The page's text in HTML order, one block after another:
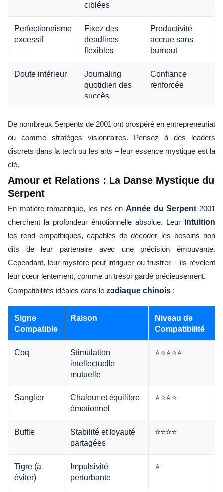
ciblées
Perfectionnisme
excessif
Fixez des
deadlines
flexibles
Productivité
accrue sans
burnout
Doute intérieur
Journaling
quotidien des
succès
Confiance
renforcée
De nombreux Serpents de 2001 ont prospéré en entrepreneuriat
ou comme stratèges visionnaires. Pensez à des leaders
discrets dans la tech ou les arts – leur essence mystique est la
clé.
Amour et Relations : La Danse Mystique du
Serpent
En matière romantique, les nés en Année du Serpent2001
cherchent la profondeur émotionnelle absolue. Leur intuition
les rend empathiques, capables de décoder les besoins non
dits de leur partenaire avec une précision émouvante.
Cependant, leur mystère peut intriguer ou frustrer – ils révèlent
leur cœur lentement, comme un trésor gardé précieusement.
Compatibilités idéales dans le zodiaque chinois :
Signe
Compatible
Raison
Niveau de
Compatibilité
Coq
Stimulation
intellectuelle
mutuelle
⭐⭐⭐⭐⭐
Sanglier
Chaleur et équilibre
émotionnel
⭐⭐⭐⭐
Buffle
Stabilité et loyauté
partagées
⭐⭐⭐⭐
Tigre (à
éviter)
Impulsivité
perturbante
⭐